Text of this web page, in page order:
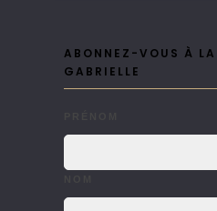
ABONNEZ-VOUS À
GABRIELLE